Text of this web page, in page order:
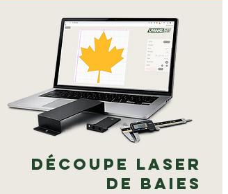
Découpe laser
de baies